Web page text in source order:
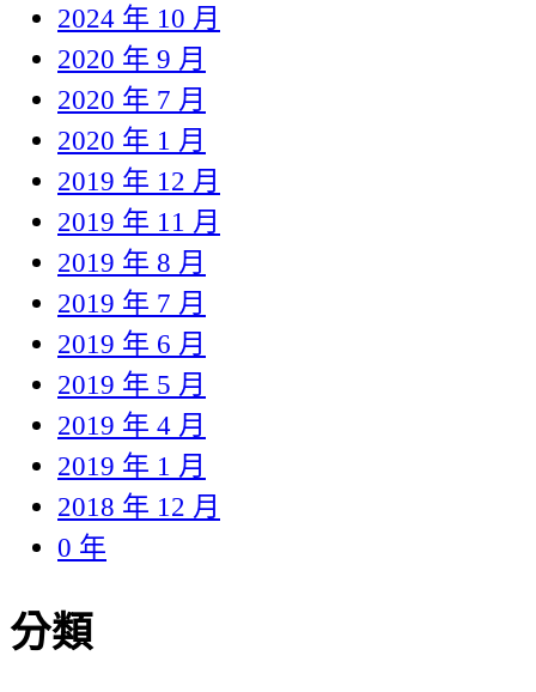
2024 年 10 月
2020 年 9 月
2020 年 7 月
2020 年 1 月
2019 年 12 月
2019 年 11 月
2019 年 8 月
2019 年 7 月
2019 年 6 月
2019 年 5 月
2019 年 4 月
2019 年 1 月
2018 年 12 月
0 年
分類